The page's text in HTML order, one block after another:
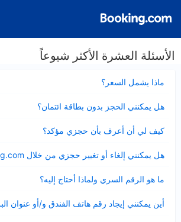
الأسئلة العشرة الأكثر شيوعاً
ماذا يشمل السعر؟
مصغر
هل يمكنني الحجز بدون بطاقة ائتمان؟
مصغر
كيف لي أن أعرف بأن حجزي مؤكد؟
مصغر
هل يمكنني إلغاء أو تغيير حجزي من خلال Booking.com؟
مصغر
ما هو الرقم السري ولماذا أحتاج إليه؟
مصغر
أين يمكنني إيجاد رقم هاتف الفندق و/أو عنوان
عرض
مصغر